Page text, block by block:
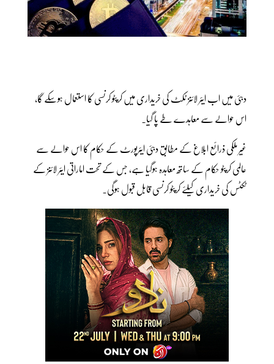
دبئی میں اب ایئر لائنز ٹکٹ کی خریداری میں کرپٹو کرنسی کا استعمال ہوسکے گا،
اس حوالے سے معاہدے طے پا گیا۔
غیر ملکی ذرائع ابلاغ کے مطابق دبئی ایئرپورٹ کے حکام کا اس حوالے سے
عالمی کرپٹو حکام کے ساتھ معاہدہ ہوگیا ہے، جس کے تحت اماراتی ایئر لائنز کے
ٹکٹس کی خریداری کیلئے کرپٹو کرنسی قابل قبول ہوگی۔